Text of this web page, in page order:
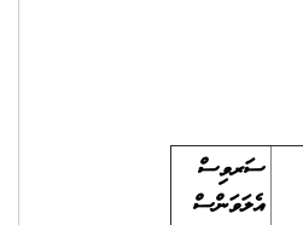
ސަރވިސް
އެލަވަންސް